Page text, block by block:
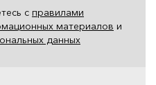
с правилами
материалов и
данных